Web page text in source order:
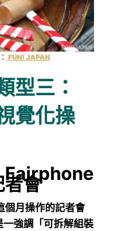
FUN! JAPAN
型三：
覺化操
Fairphone
者會
個月操作的記者會
強調「可拆解組裝